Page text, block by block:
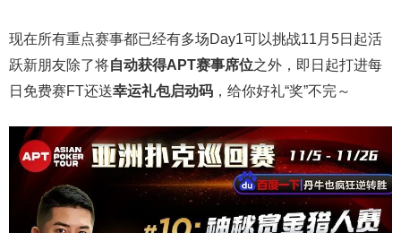
现在所有重点赛事都已经有多场Day1可以挑战11月5日起活
跃新朋友除了将自动获得APT赛事席位之外，即日起打进每
日免费赛FT还送幸运礼包启动码 ，给你好礼“奖”不完～